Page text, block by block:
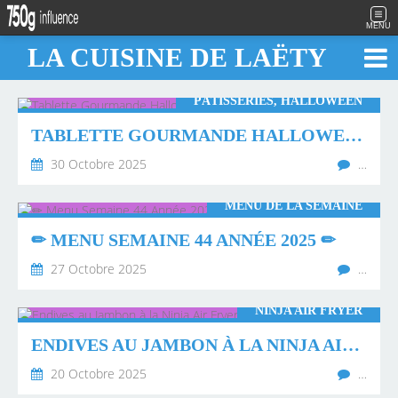
MENU
LA CUISINE DE LAËTY
PÂTISSERIES, HALLOWEEN
TABLETTE GOURMANDE HALLOWENN
30 Octobre 2025 …
MENU DE LA SEMAINE
✏ MENU SEMAINE 44 ANNÉE 2025 ✏
27 Octobre 2025 …
NINJA AIR FRYER
ENDIVES AU JAMBON À LA NINJA AIR FRYER
20 Octobre 2025 …